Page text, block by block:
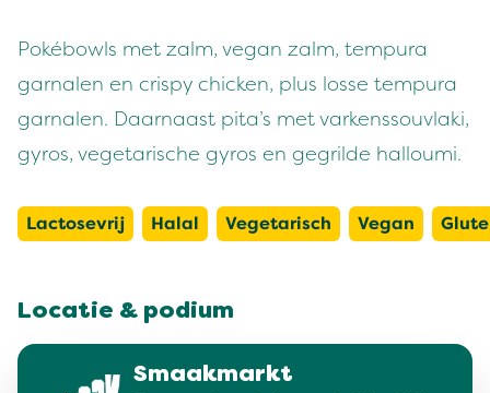
Pokébowls met zalm, vegan zalm, tempura
garnalen en crispy chicken, plus losse tempura
garnalen. Daarnaast pita’s met varkenssouvlaki,
gyros, vegetarische gyros en gegrilde halloumi.
Lactosevrij Halal Vegetarisch Vegan
Locatie & podium
Smaakmarkt